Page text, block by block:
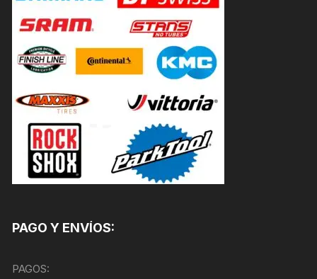
PAGO Y ENVÍOS:
PAGOS: